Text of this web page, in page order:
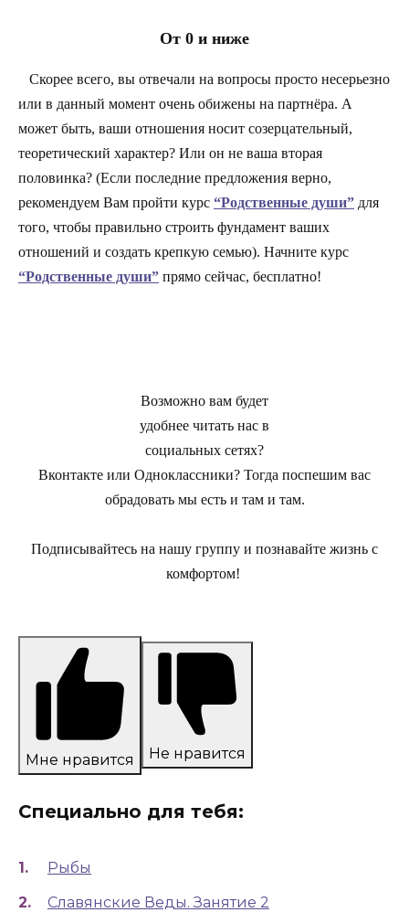
От 0 и ниже
Скорее всего, вы отвечали на вопросы просто несерьезно
или в данный момент очень обижены на партнёра. А
может быть, ваши отношения носит созерцательный,
теоретический характер? Или он не ваша вторая
половинка? (Если последние предложения верно,
рекомендуем Вам пройти курс “Родственные души” для
того, чтобы правильно строить фундамент ваших
отношений и создать крепкую семью). Начните курс
“Родственные души” прямо сейчас, бесплатно!
Возможно вам будет
удобнее читать нас в
социальных сетях?
Вконтакте или Одноклассники? Тогда поспешим вас
обрадовать мы есть и там и там.
Подписывайтесь на нашу группу и познавайте жизнь с
комфортом!
Мне нравится Не нравится
Специально для тебя:
Рыбы
Славянские Веды. Занятие 2